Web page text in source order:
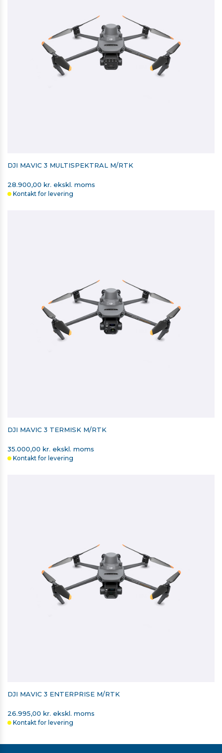
DJI MAVIC 3 MULTISPEKTRAL M/RTK
28.900,00 kr. ekskl. moms
Kontakt for levering
DJI MAVIC 3 TERMISK M/RTK
35.000,00 kr. ekskl. moms
Kontakt for levering
DJI MAVIC 3 ENTERPRISE M/RTK
26.995,00 kr. ekskl. moms
Kontakt for levering